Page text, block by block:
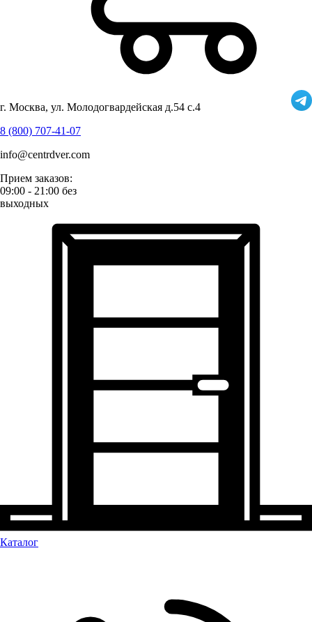
г. Москва, ул. Молодогвардейская д.54 с.4
8 (800) 707-41-07
info@centrdver.com
Прием заказов:
09:00 - 21:00 без
выходных
Каталог